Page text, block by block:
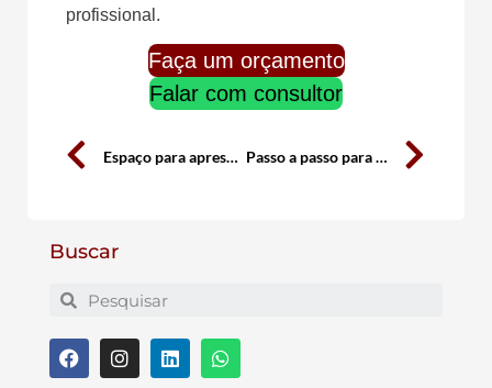
profissional.
Faça um orçamento
Falar com consultor
Espaço para apresentação de curso presencial em BH: Conheça o Espaço Vista Passo a passo para montagem de Curso Presencial: Guia completo para organizar com sucesso
Buscar